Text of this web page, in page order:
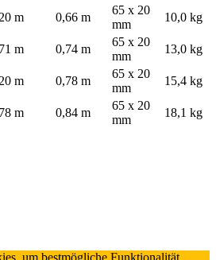
m 0,66 m
65 x 20
mm
10,0 kg
m 0,74 m
65 x 20
mm
13,0 kg
m 0,78 m
65 x 20
mm
15,4 kg
m 0,84 m
65 x 20
mm
18,1 kg
um bestmögliche Funktionalität